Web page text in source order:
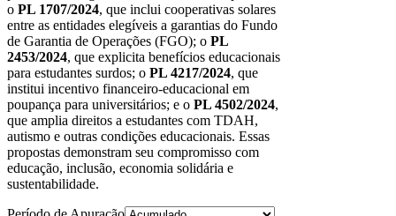
o PL 1707/2024, que inclui cooperativas solares
entre as entidades elegíveis a garantias do Fundo
de Garantia de Operações (FGO); o PL
2453/2024, que explicita benefícios educacionais
para estudantes surdos; o PL 4217/2024, que
institui incentivo financeiro-educacional em
poupança para universitários; e o PL 4502/2024,
que amplia direitos a estudantes com TDAH,
autismo e outras condições educacionais. Essas
propostas demonstram seu compromisso com
educação, inclusão, economia solidária e
sustentabilidade.